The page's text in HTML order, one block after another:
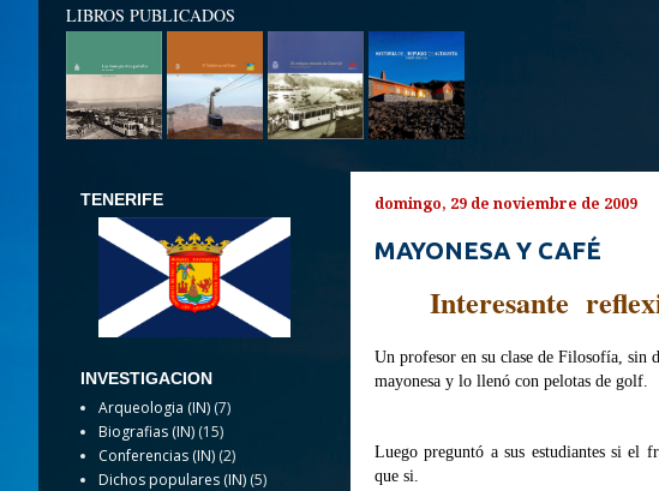
LIBROS PUBLICADOS
domingo, 29 de noviembre de 2009
MAYONESA Y CAFÉ
Interesante
Un profesor en su clase de Filosofía, sin
mayonesa y lo llenó con pelotas de golf.
Luego preguntó a sus estudiantes si el
que si.
TENERIFE
INVESTIGACION
Arqueologia (IN) (7)
Biografias (IN) (15)
Conferencias (IN) (2)
Dichos populares (IN) (5)